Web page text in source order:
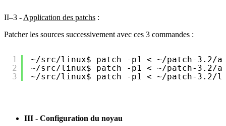
II–3 - Application des patchs :
Patcher les sources successivement avec ces 3 commandes :
1
2
3
~/src/linux$ patch -p1 < ~/patch-3 .2/
~/src/linux$ patch -p1 < ~/patch-3 .2/
~/src/linux$ patch -p1 < ~/patch-3 .2/
III - Configuration du noyau